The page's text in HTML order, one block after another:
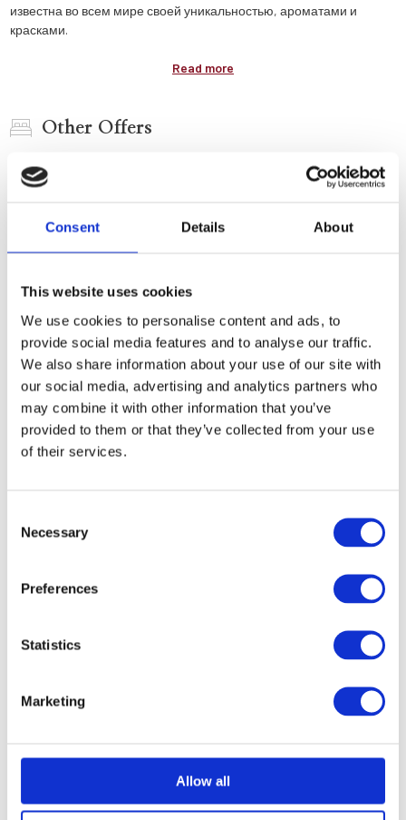
Consent Details About
This website uses cookies
We use cookies to personalise content and ads, to
provide social media features and to analyse our traffic.
We also share information about your use of our site with
our social media, advertising and analytics partners who
may combine it with other information that you’ve
provided to them or that they’ve collected from your use
of their services.
Selection
Necessary
Preferences
Statistics
Marketing
Allow all
известна во всем мире своей уникальностью, ароматами и
красками.
Read more
Other Offers
ЛЮБОВЬ НА ВИЛЛЕ: ГОРОД ОТЕЛЯ COLOMBA D'ORO
МЕЖДУ NETFLIX И РЕАЛЬНОСТЬЮ
Благодаря "Любви на вилле", новому фильму производства
Netflix и режиссера Марка Стивена Джонсона, который сразу
услышать глазами": слова тенора Джованни Дзенателло,
ИСТОРИЯ
НОМЕРА
СПЕЦИАЛЬНЫЕ